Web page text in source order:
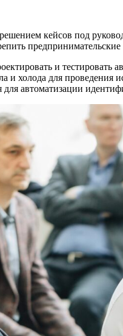
кейсов под
и
и холода для
автоматизации